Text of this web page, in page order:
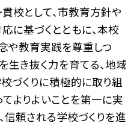
校として、市教育方針や
に基づくとともに、本校
や教育実践を尊重しつ
生き抜く力を育てる、地域
づくりに積極的に取り組
てよりよいことを第一に実
信頼される学校づくりを進